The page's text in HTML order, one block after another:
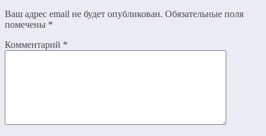
Ваш адрес email не будет опубликован. Обязательные поля
помечены *
Комментарий *